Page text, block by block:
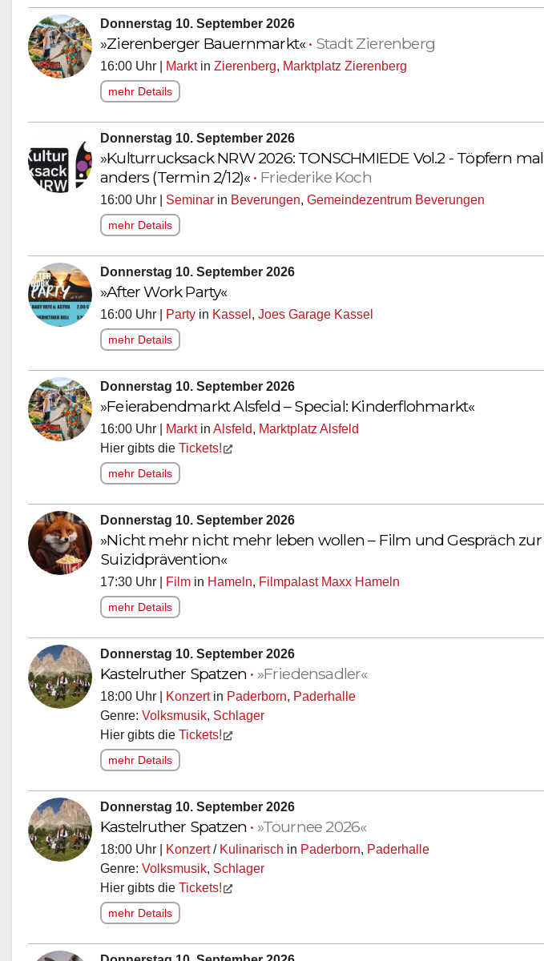
Donnerstag 10. September 2026
»Zierenberger Bauernmarkt«• Stadt Zierenberg
16:00 Uhr | Marktin Zierenberg, Marktplatz Zierenberg
mehr Details
Donnerstag 10. September 2026
»Kulturrucksack NRW 2026: TONSCHMIEDE Vol.2 - Töpfern mal
anders (Termin 2/12)«• Friederike Koch
16:00 Uhr | Seminar in Beverungen, Gemeindezentrum Beverungen
mehr Details
Donnerstag 10. September 2026
»After Work Party«
16:00 Uhr | Party in Kassel , Joes Garage Kassel
mehr Details
Donnerstag 10. September 2026
»Feierabendmarkt Alsfeld – Special: Kinderflohmarkt«
16:00 Uhr | Marktin Alsfeld, Marktplatz Alsfeld
Hier gibts die Tickets!
mehr Details
Donnerstag 10. September 2026
»Nicht mehr nicht mehr leben wollen – Film und Gespräch zur
Suizidprävention«
17:30 Uhr | Film in Hameln, Filmpalast Maxx Hameln
mehr Details
Donnerstag 10. September 2026
Kastelruther Spatzen • »Friedensadler«
18:00 Uhr | Konzertin Paderborn, Paderhalle
Genre: Volksmusik, Schlager
Hier gibts die Tickets!
mehr Details
Donnerstag 10. September 2026
Kastelruther Spatzen • »Tournee 2026«
18:00 Uhr | Konzert/ Kulinarisch in Paderborn, Paderhalle
Genre: Volksmusik, Schlager
Hier gibts die Tickets!
mehr Details